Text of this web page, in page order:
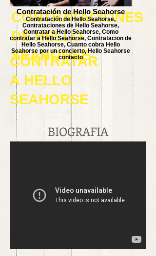
CONTRATACIONES
DEHELLO
SEAHORSE
CONTRATAR
A HELLO
SEAHORSE
Contratación de Hello Seahorse
Contratación de Hello Seahorse,
Contrataciones de Hello Seahorse,
Contratar a Hello Seahorse, Como
contratar a Hello Seahorse, Contratacion de
Hello Seahorse, Cuanto cobra Hello
Seahorse por un concierto, Hello Seahorse
contacto
BIOGRAFIA